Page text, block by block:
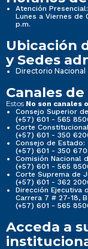
Atención Presencial:
Lunes a Viernes de
p.m.
Ubicación
y Sedes
Directorio Nacional
Canales
Estos No son canales
Consejo Superior
(+57) 601 - 565
Corte
(+57) 601 - 350
Consejo de Estado:
(+57) 601 - 350
Comisión Nacional
(+57) 601 - 565
Corte Suprema de
(+57) 601 - 362
Dirección Ejecutiva
Carrera 7 # 27-18,
(+57) 601 - 565
Acceda a